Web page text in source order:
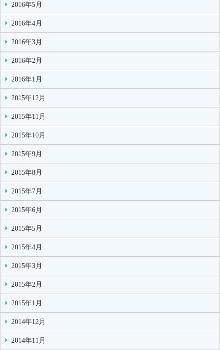
2016年5月
2016年4月
2016年3月
2016年2月
2016年1月
2015年12月
2015年11月
2015年10月
2015年9月
2015年8月
2015年7月
2015年6月
2015年5月
2015年4月
2015年3月
2015年2月
2015年1月
2014年12月
2014年11月